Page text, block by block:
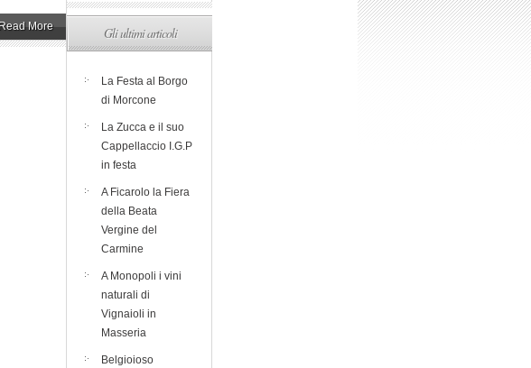
More Gli ultimi articoli
La Festa al Borgo
di Morcone
La Zucca e il suo
Cappellaccio I.G.P
in festa
A Ficarolo la Fiera
della Beata
Vergine del
Carmine
A Monopoli i vini
naturali di
Vignaioli in
Masseria
Belgioioso